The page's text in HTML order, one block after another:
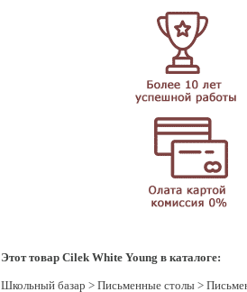
Этот товар Cilek White Young в каталоге:
Школьный базар > Письменные столы >